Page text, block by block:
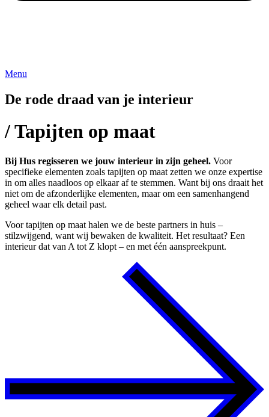
Menu
De rode draad van je interieur
/ Tapijten op maat
Bij Hus regisseren we jouw interieur in zijn geheel. Voor
specifieke elementen zoals tapijten op maat zetten we onze expertise
in om alles naadloos op elkaar af te stemmen. Want bij ons draait het
niet om de afzonderlijke elementen, maar om een samenhangend
geheel waar elk detail past.
Voor tapijten op maat halen we de beste partners in huis –
stilzwijgend, want wij bewaken de kwaliteit. Het resultaat? Een
interieur dat van A tot Z klopt – en met één aanspreekpunt.